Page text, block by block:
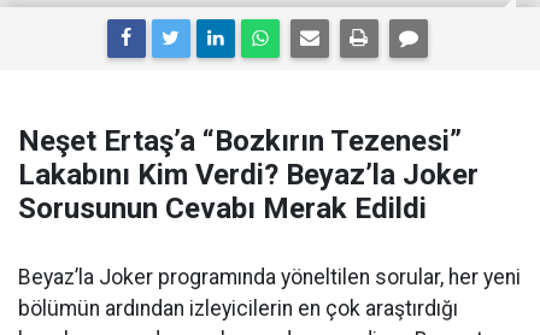
Neşet Ertaş’a “Bozkırın Tezenesi”
Lakabını Kim Verdi? Beyaz’la Joker
Sorusunun Cevabı Merak Edildi
Beyaz’la Joker programında yöneltilen sorular, her yeni
bölümün ardından izleyicilerin en çok araştırdığı